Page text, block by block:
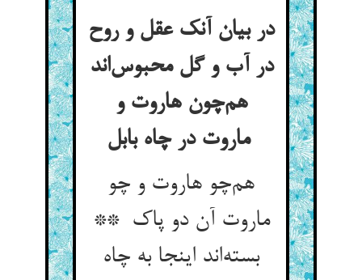
در بیان آنک عقل و روح
در آب و گل محبوس‌اند
هم‌چون هاروت و
ماروت در چاه بابل
هم‌چو هاروت و چو
ماروت آن دو پاک **
بسته‌اند اینجا به چاه